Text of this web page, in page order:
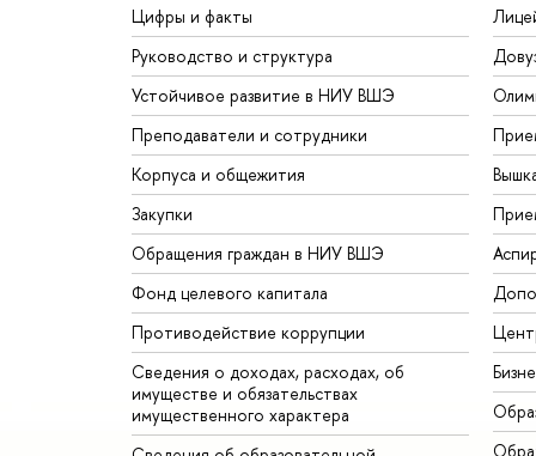
Цифры и факты
Руководство и структура
Устойчивое развитие в НИУ ВШЭ
Преподаватели и сотрудники
Корпуса и общежития
Закупки
Обращения граждан в НИУ ВШЭ
Фонд целевого капитала
Противодействие коррупции
Сведения о доходах, расходах, об
имуществе и обязательствах
имущественного характера